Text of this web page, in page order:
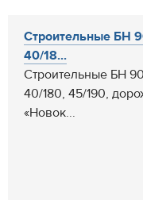
Строительные БН
40/18...
Строительные БН
40/180, 45/190,
«Новок...